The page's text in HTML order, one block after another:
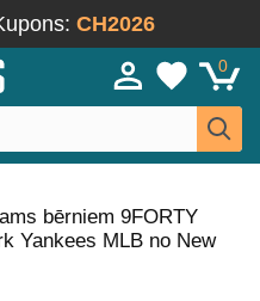
CH2026
0
bērniem 9FORTY
Yankees MLB no New